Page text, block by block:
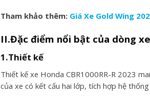
Tham khảo thêm: Giá Xe Gold Wing
II.Đặc điểm nổi bật của dòng xe
1.Thiết kế
Thiết kế xe Honda CBR1000RR-R 2023
của xe có kết cấu hai lớp, tích hợp hệ